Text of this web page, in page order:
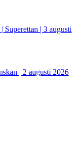
Superettan | 3 augusti
| 2 augusti 2026